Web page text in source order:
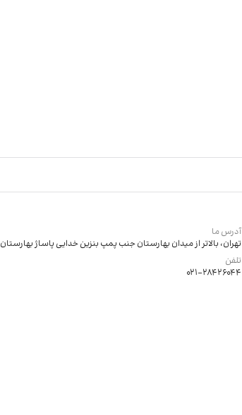
آدرس ما
تهران، بالاتر از میدان بهارستان جنب پمپ بنزین خدایی پاساژ بهارستان
تلفن
021-28426044